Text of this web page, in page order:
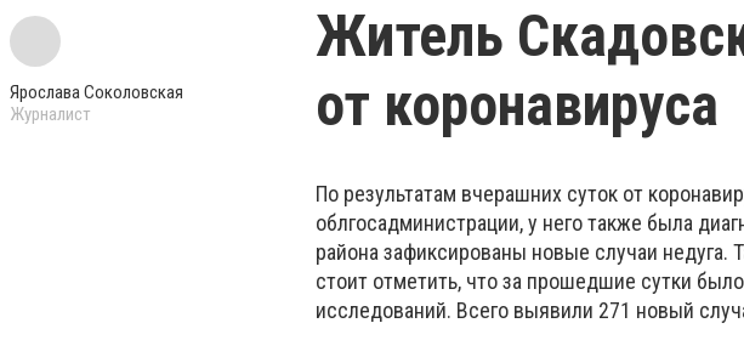
Ярослава Соколовская
Журналист
Житель
от коронавируса
По результатам вчерашних суток от
облгосадминистрации, у него также была
района зафиксированы новые случаи недуга.
стоит отметить, что за прошедшие сутки
исследований. Всего выявили 271 новый